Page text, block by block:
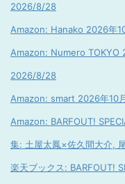
2026/8/28
Amazon: Hanako 2026年
Amazon: Numero TOKYO
2026/8/28
Amazon: smart 2026年10
Amazon: BARFOUT!
集: 土屋太鳳×佐久間大介,
楽天ブックス: BARFOUT!